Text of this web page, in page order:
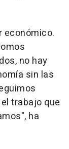
económico.
no hay
sin las
trabajo que
ha